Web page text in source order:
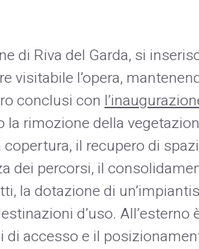
di Riva del Garda, si
visitabile l’opera,
conclusi con
rimozione della
il recupero di
dei percorsi, il
la dotazione di
d’uso. All’esterno
accesso e il